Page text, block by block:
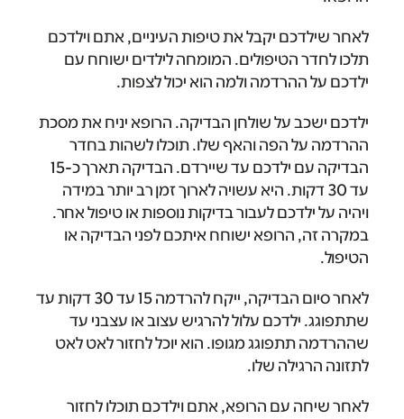
לאחר שילדכם יקבל את טיפות העיניים, אתם וילדכם
תלכו לחדר הטיפולים. המומחה לילדים ישוחח עם
ילדכם על ההרדמה ולמה הוא יכול לצפות.
ילדכם ישכב על שולחן הבדיקה. הרופא יניח את מסכת
ההרדמה על הפה והאף שלו. תוכלו לשהות בחדר
הבדיקה עם ילדכם עד שיירדם. הבדיקה תארך כ-15
עד 30 דקות. היא עשויה לארוך זמן רב יותר במידה
ויהיה על ילדכם לעבור בדיקות נוספות או טיפול אחר.
במקרה זה, הרופא ישוחח איתכם לפני הבדיקה או
הטיפול.
לאחר סיום הבדיקה, ייקח להרדמה 15 עד 30 דקות עד
שתתפוגג. ילדכם עלול להרגיש עצוב או עצבני עד
שההרדמה תתפוגג מגופו. הוא יוכל לחזור לאט לאט
לתזונה הרגילה שלו.
לאחר שיחה עם הרופא, אתם וילדכם תוכלו לחזור